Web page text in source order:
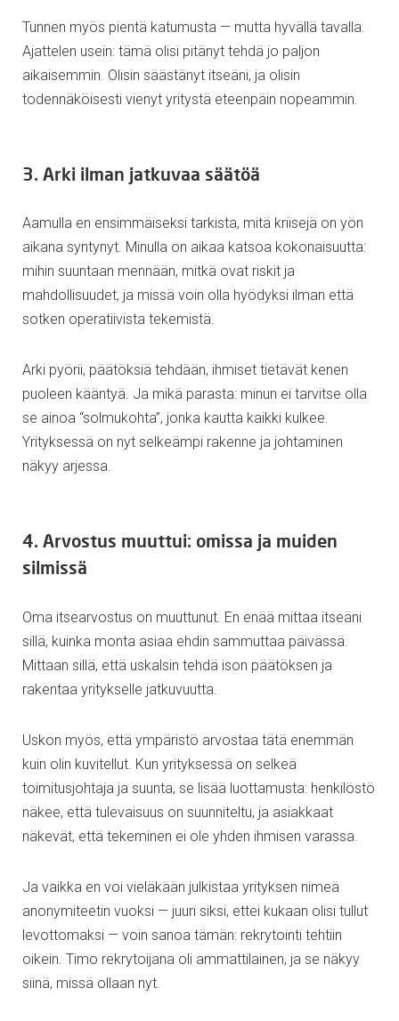
Tunnen myös pientä katumusta — mutta hyvällä tavalla.
Ajattelen usein: tämä olisi pitänyt tehdä jo paljon
aikaisemmin. Olisin säästänyt itseäni, ja olisin
todennäköisesti vienyt yritystä eteenpäin nopeammin.
3. Arki ilman jatkuvaa säätöä
Aamulla en ensimmäiseksi tarkista, mitä kriisejä on yön
aikana syntynyt. Minulla on aikaa katsoa kokonaisuutta:
mihin suuntaan mennään, mitkä ovat riskit ja
mahdollisuudet, ja missä voin olla hyödyksi ilman että
sotken operatiivista tekemistä.
Arki pyörii, päätöksiä tehdään, ihmiset tietävät kenen
puoleen kääntyä. Ja mikä parasta: minun ei tarvitse olla
se ainoa “solmukohta”, jonka kautta kaikki kulkee.
Yrityksessä on nyt selkeämpi rakenne ja johtaminen
näkyy arjessa.
4. Arvostus muuttui: omissa ja muiden
silmissä
Oma itsearvostus on muuttunut. En enää mittaa itseäni
sillä, kuinka monta asiaa ehdin sammuttaa päivässä.
Mittaan sillä, että uskalsin tehdä ison päätöksen ja
rakentaa yritykselle jatkuvuutta.
Uskon myös, että ympäristö arvostaa tätä enemmän
kuin olin kuvitellut. Kun yrityksessä on selkeä
toimitusjohtaja ja suunta, se lisää luottamusta: henkilöstö
näkee, että tulevaisuus on suunniteltu, ja asiakkaat
näkevät, että tekeminen ei ole yhden ihmisen varassa.
Ja vaikka en voi vieläkään julkistaa yrityksen nimeä
anonymiteetin vuoksi — juuri siksi, ettei kukaan olisi tullut
levottomaksi — voin sanoa tämän: rekrytointi tehtiin
oikein. Timo rekrytoijana oli ammattilainen, ja se näkyy
siinä, missä ollaan nyt.